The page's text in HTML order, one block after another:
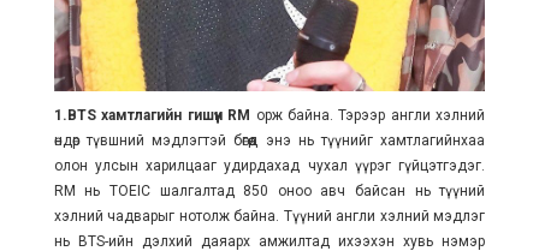
1.BTS хамтлагийн гишүүн RM орж байна. Тэрээр англи хэлний
өндөр түвшний мэдлэгтэй бөгөөд энэ нь түүнийг хамтлагийнхаа
олон улсын харилцааг удирдахад чухал үүрэг гүйцэтгэдэг.
RM нь TOEIC шалгалтад 850 оноо авч байсан нь түүний
хэлний чадварыг нотолж байна. Түүний англи хэлний мэдлэг
нь BTS-ийн дэлхий даяарх амжилтад ихээхэн хувь нэмэр